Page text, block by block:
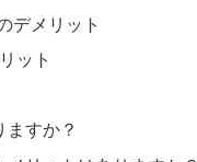
デメリット
ット
ますか？